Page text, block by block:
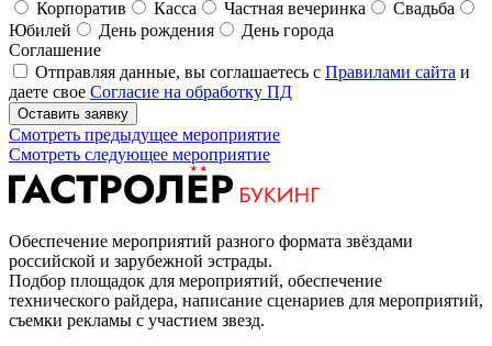
Корпоратив
Касса Частная вечеринка
Свадьба
Юбилей
День рождения
День города
Соглашение
Отправляя данные, вы соглашаетесь с Правилами сайта и
даете свое Согласие на обработку ПД
Оставить заявку
Смотреть предыдущее мероприятие
Смотреть следующее мероприятие
Обеспечение мероприятий разного формата звёздами
российской и зарубежной эстрады.
Подбор площадок для мероприятий, обеспечение
технического райдера, написание сценариев для мероприятий,
съемки рекламы с участием звезд.